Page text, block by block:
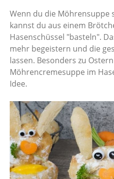
Wenn du die Möhrensuppe
kannst du aus einem
Hasenschüssel "basteln".
mehr begeistern und die
lassen. Besonders zu
Möhrencremesuppe im
Idee.